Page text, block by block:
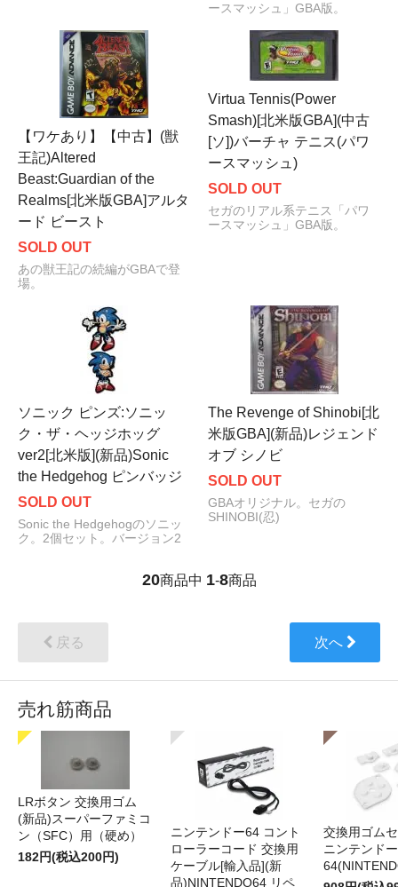
ースマッシュ」GBA版。
【ワケあり】【中古】(獣
王記)Altered
Beast:Guardian of the
Realms[北米版GBA]アルタ
ード ビースト
SOLD OUT
あの獣王記の続編がGBAで登
場。
Virtua Tennis(Power
Smash)[北米版GBA](中古
[ソ])バーチャ テニス(パワ
ースマッシュ)
SOLD OUT
セガのリアル系テニス「パワ
ースマッシュ」GBA版。
ソニック ピンズ:ソニッ
ク・ザ・ヘッジホッグ
ver2[北米版](新品)Sonic
the Hedgehog ピンバッジ
SOLD OUT
Sonic the Hedgehogのソニッ
ク。2個セット。バージョン2
The Revenge of Shinobi[北
米版GBA](新品)レジェンド
オブ シノビ
SOLD OUT
GBAオリジナル。セガの
SHINOBI(忍)
20商品中 1-8商品
戻る 次へ
売れ筋商品
LRボタン 交換用ゴム
(新品)スーパーファミコ
ン（SFC）用（硬め）
182円(税込200円)
ニンテンドー64 コント
ローラーコード 交換用
ケーブル[輸入品](新
品)NINTENDO64 リペ
交換用ゴム
ニンテンドー